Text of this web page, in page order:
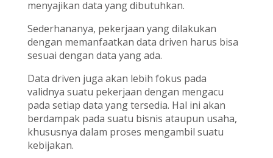
menyajikan data yang dibutuhkan.
Sederhananya, pekerjaan yang dilakukan
dengan memanfaatkan data driven harus bisa
sesuai dengan data yang ada.
Data driven juga akan lebih fokus pada
validnya suatu pekerjaan dengan mengacu
pada setiap data yang tersedia. Hal ini akan
berdampak pada suatu bisnis ataupun usaha,
khususnya dalam proses mengambil suatu
kebijakan.